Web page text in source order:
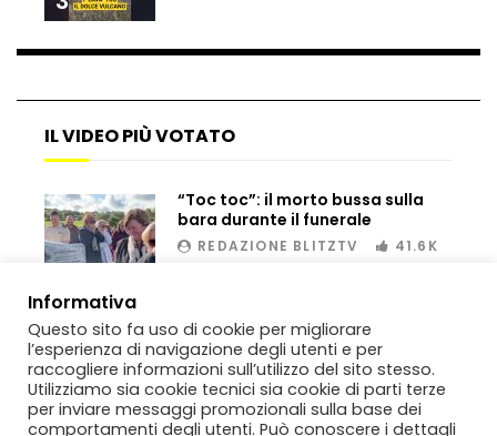
me is very difficult”
plana tra le rovine greche
Incendio nel Vicentino, in fumo un
deposito di giocattoli
Il sindaco Silvia Salis porta in aula gli
insulti sessisti che riceve
Notte incantata a Selva di Val Gardena,
la prima neve trasforma il paese
IL VIDEO PIÙ VOTATO
00:02
“Toc toc”: il morto bussa sulla
bara durante il funerale
REDAZIONE BLITZTV 41.6K
Informativa
Questo sito fa uso di cookie per migliorare
l’esperienza di navigazione degli utenti e per
raccogliere informazioni sull’utilizzo del sito stesso.
Utilizziamo sia cookie tecnici sia cookie di parti terze
per inviare messaggi promozionali sulla base dei
comportamenti degli utenti. Può conoscere i dettagli